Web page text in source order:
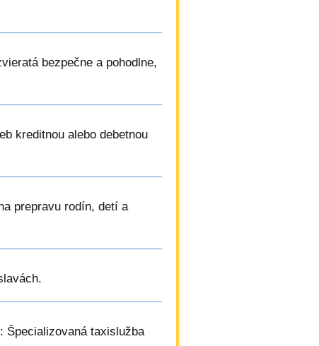
bezpečne a pohodlne,
kreditnou alebo debetnou
prepravu rodín, detí a
Špecializovaná taxislužba